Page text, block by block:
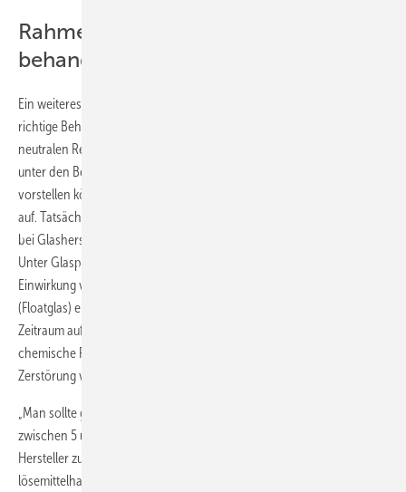
Rahmen: Besser mit Autoshampoo
behandeln
Ein weiteres Thema des Seminars waren Glasoberflächen und ihre
richtige Behandlung. Der Experte betonte die Wichtigkeit von pH-
neutralen Reinigungsmitteln: Obwohl sich die meisten Menschen
unter den Bezeichnungen „Glaskorrosion” oder „Auslaugung” nichts
vorstellen können, treten diese Oberflächenschäden in der Praxis
auf. Tatsächlich führen Glasschäden durch Auslaugung und Korrosion
bei Glasherstellern und -fabrikanten zu Verlusten in Millionenhöhe.
Unter Glasprofis ist es allgemein bekannt, dass die dauerhafte
Einwirkung von Wasser bei handelsüblichem Kalk-Natron-Silicatglas
(Floatglas) eine Reaktion erzeugt. Wenn Wasser über einen längeren
Zeitraum auf die Glasoberfläche einwirken kann, finden verschiedene
chemische Reaktionen statt, die Korrosion und Auslaugung bis hin zur
Zerstörung verursachen.
„Man sollte generell pH-neutral arbeiten, also in einem pH-Wert
zwischen 5 und 7. So sind auch die Reinigungsmittel der führenden
Hersteller zugelassen und geprüft.” Als Hauptproblem identifiziert er
lösemittelhaltige Reiniger: „Limonen sind in 99,9 % aller